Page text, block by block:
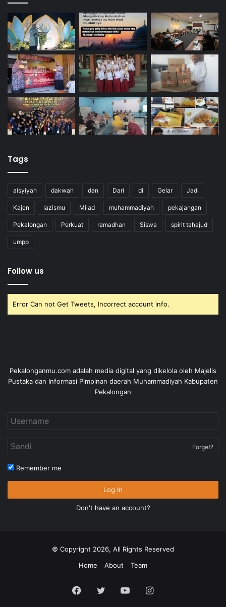
Tags
aisyiyah dakwah dan Dari di Gelar Jadi
Kajen lazismu Milad muhammadiyah pekajangan
Pekalongan Perkuat ramadhan Siswa spirit tahajud
umpp
Follow us
Error Can not Get Tweets, Incorrect account info.
Pekalonganmu.com adalah media digital yang dikelola oleh Majelis
Pustaka dan Informasi Pimpinan daerah Muhammadiyah Kabupaten
Pekalongan
Forget?
Remember me
Log In
Don't have an account?
© Copyright 2026, All Rights Reserved
Home
About Team
Facebook
Twitter YouTubeInstagram